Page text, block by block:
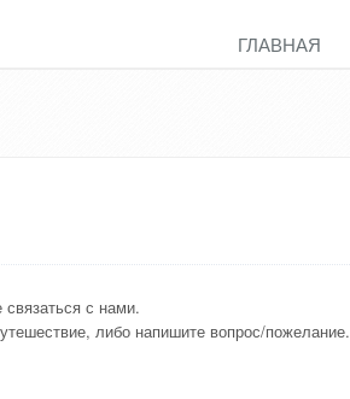
ГЛАВНАЯ
с нами.
либо напишите вопрос/пожелание.